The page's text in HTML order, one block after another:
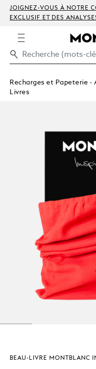
JOIGNEZ-VOUS À NOTRE
EXCLUSIF ET DES
Recharges et Papeterie -
Livres
BEAU-LIVRE MONTBLANC